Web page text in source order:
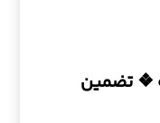
❖ تضمین